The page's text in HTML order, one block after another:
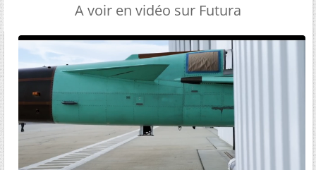
A voir en vidéo sur Futura